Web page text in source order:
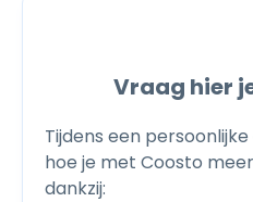
Vraag hier
Tijdens een
hoe je met Coosto
dankzij: